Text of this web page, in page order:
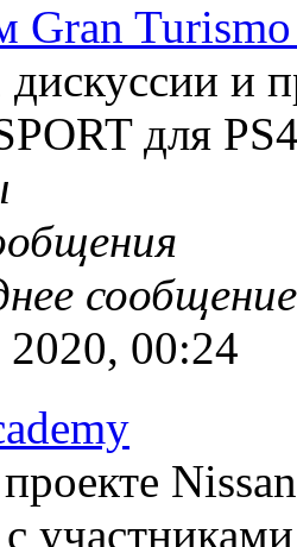
Gran Turismo
и
для
сообщение
2020, 00:24